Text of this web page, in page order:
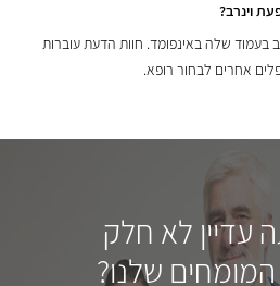
וינרב?
בעמוד שלה באינפומד. חוות הדעת עוברות
אחרים לבחור רופא.
עדיין לא חלק
שלנו?